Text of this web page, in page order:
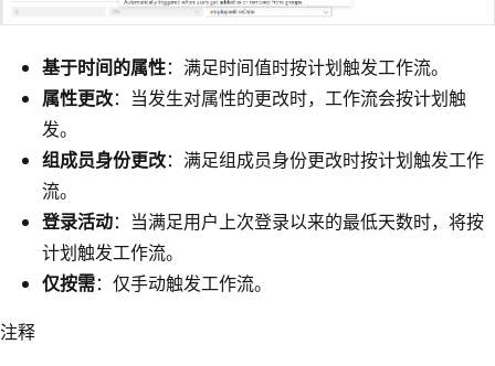
基于时间的属性：满足时间值时按计划触发工作流。
属性更改：当发生对属性的更改时，工作流会按计划触
发。
组成员身份更改：满足组成员身份更改时按计划触发工作
流。
登录活动：当满足用户上次登录以来的最低天数时，将按
计划触发工作流。
仅按需：仅手动触发工作流。
注释